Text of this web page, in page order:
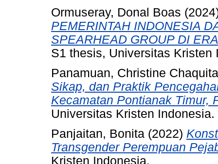
Ormuseray, Donal Boas
PEMERINTAH INDONESIA
SPEARHEAD GROUP DI
S1 thesis, Universitas Kristen
Panamuan, Christine Chaquita
Sikap, dan Praktik
Kecamatan Pontianak Timur,
Universitas Kristen Indonesia.
Panjaitan, Bonita (2022)
Transgender Perempuan
Kristen Indonesia.